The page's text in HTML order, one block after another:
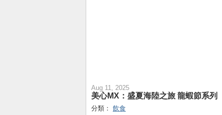
Aug 11, 2025
美心MX：盛夏海陸之旅 龍蝦節系列
分類： 飲食